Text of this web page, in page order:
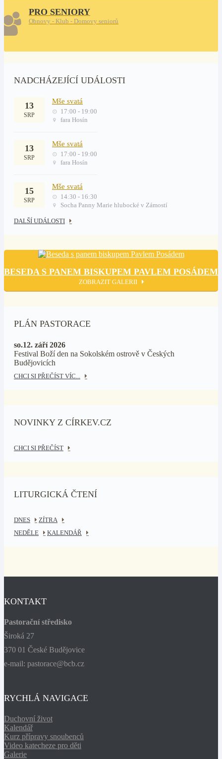
PRO SENIORY
Obnovy - Klub - Domovy seniorů
NADCHÁZEJÍCÍ UDÁLOSTI
13
SRP
Mše svatá
17:00 - 19:00
fara Hosín
13
SRP
Mše svatá
17:00 - 19:00
fara Hosín
15
SRP
Mše svatá
14:30 - 16:30
Socha Panny Marie hlubocké v Zámostí
DALŠÍ UDÁLOSTI
BESEDA S PANEM BISKUPEM PAVLEM POSÁDEM
ZOBRAZIT GALERII
PLÁN PASTORACE
so.12. září 2026
Festival Boží den na Sokolském ostrově v Českých
Budějovicích
CHCI SI PŘEČÍST VÍC...
NOVINKY Z CÍRKEV.CZ
CHCI SI PŘEČÍST
LITURGICKÁ ČTENÍ
DNES
ZÍTRA
NEDĚLE
KALENDÁŘ
KONTAKT
Pastorační středisko
Široká 27
370 01 České Budějovice
e-mail: pastorace@bcb.cz
RYCHLÁ NAVIGACE
Duchovní život
Kalendář
Kurz přípravy snoubenců
Video katecheze pro děti
Galerie